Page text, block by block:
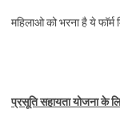
महिलाओ को भरना है ये
प्रसूति सहायता योजना